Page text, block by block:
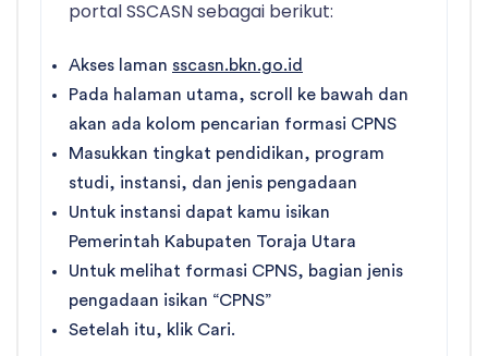
portal SSCASN sebagai berikut:
Akses laman sscasn.bkn.go.id
Pada halaman utama, scroll ke bawah dan
akan ada kolom pencarian formasi CPNS
Masukkan tingkat pendidikan, program
studi, instansi, dan jenis pengadaan
Untuk instansi dapat kamu isikan
Pemerintah Kabupaten Toraja Utara
Untuk melihat formasi CPNS, bagian jenis
pengadaan isikan “CPNS”
Setelah itu, klik Cari.